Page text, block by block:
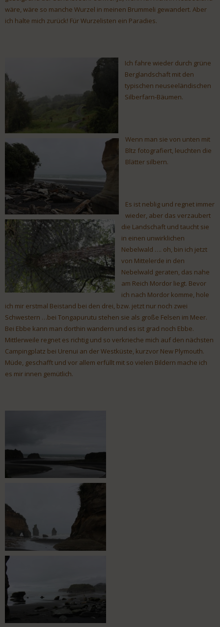
wäre, wäre so manche Wurzel in meinen Brummeli gewandert. Aber
ich halte mich zurück! Für Wurzelisten ein Paradies.
Ich fahre wieder durch grüne
Berglandschaft mit den
typischen neuseeländischen
Silberfarn-Bäumen.
Wenn man sie von unten mit
Bltz fotografiert, leuchten die
Blätter silbern.
Es ist neblig und regnet immer
wieder, aber das verzaubert
die Landschaft und taucht sie
in einen unwirklichen
Nebelwald …. oh, bin ich jetzt
von Mittelerde in den
Nebelwald geraten, das nahe
am Reich Mordor liegt. Bevor
ich nach Mordor komme, hole
ich mir erstmal Beistand bei den drei, bzw. jetzt nur noch zwei
Schwestern …bei Tongapurutu stehen sie als große Felsen im Meer.
Bei Ebbe kann man dorthin wandern und es ist grad noch Ebbe.
Mittlerweile regnet es richtig und so verkrieche mich auf den nächsten
Campingplatz bei Urenui an der Westküste, kurzvor New Plymouth.
Müde, geschafft und vor allem erfüllt mit so vielen Bildern mache ich
es mir innen gemütlich.